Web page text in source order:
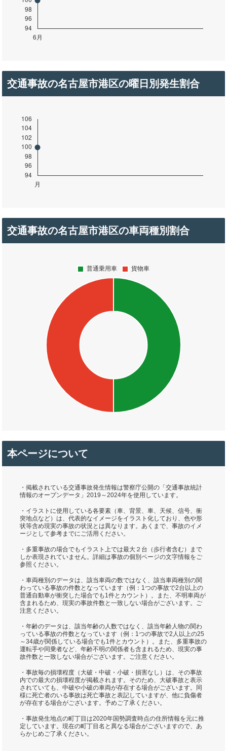
交通事故の名古屋市港区の曜日別発生割合
交通事故の名古屋市港区の車両種別割合
本ページについて
・掲載されている交通事故発生情報は警察庁公開の「交通事故統計
情報のオープンデータ」2019～2024年を使用しています。
・イラストに使用している各要素（車、背景、車、天候、信号、衝
突地点など）は、代表的なイメージをイラスト化しており、色や形
状等含め現実の事故の状況とは異なります。あくまで、事故のイメ
ージとして参考までにご活用ください。
・多重事故の場合でもイラスト上では最大２台（歩行者含む）まで
しか表現されていません。詳細は事故の個別ページの文字情報をご
参照ください。
・車両種別のデータは、該当車両の数ではなく、該当車両種別の関
わっている事故の件数となっています（例：1つの事故で2台以上の
普通自動車が衝突した場合でも1件とカウント）。また、不明車両が
含まれるため、現実の事故件数と一致しない場合がございます。ご
注意ください。
・年齢のデータは、該当年齢の人数ではなく、該当年齢人物の関わ
っている事故の件数となっています（例：1つの事故で2人以上の25
～34歳が関係している場合でも1件とカウント）。また、多重事故の
運転手や同乗者など、年齢不明の関係者も含まれるため、現実の事
故件数と一致しない場合がございます。ご注意ください。
・事故毎の損壊程度（大破・中破・小破・損害なし）は、その事故
内での最大の損壊程度が掲載されます。そのため、大破事故と表示
されていても、中破や小破の車両が存在する場合がございます。同
様に死亡者のいる事故は死亡事故と表記していますが、他に負傷者
が存在する場合がございます。予めご了承ください。
・事故発生地点の町丁目は2020年国勢調査時点の住所情報を元に推
定しています。現在の町丁目名と異なる場合がございますので、あ
らかじめご了承ください。